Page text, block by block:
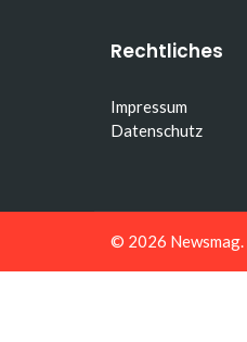
Rechtliches
Impressum
Datenschutz
© 2026 Newsmag